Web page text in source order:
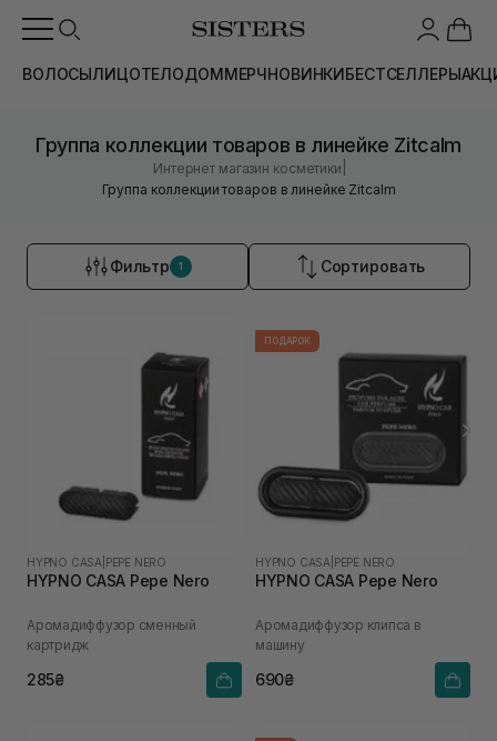
ВОЛОСЫЛИЦОТЕЛОДОММЕРЧНОВИНКИБЕСТСЕЛЛЕРЫ
Группа коллекции товаров в линейке Zitcalm
Интернет магазин косметики
Группа коллекции товаров в линейке Zitcalm
Фильтр 1 Сортировать
HYPNO CASA PEPE NERO
HYPNO CASA Pepe Nero
Аромадиффузор сменный
картридж
285₴
ПОДАРОК
HYPNO CASA PEPE NERO
HYPNO CASA Pepe Nero
Аромадиффузор клипса в
машину
690₴